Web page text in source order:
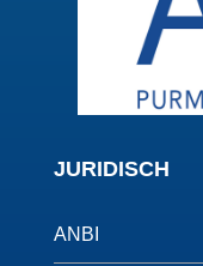
JURIDISCH
ANBI